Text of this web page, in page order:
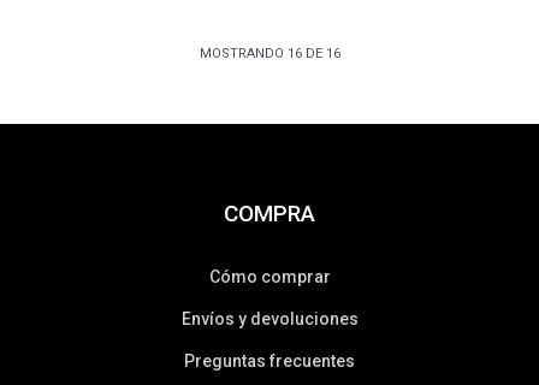
MOSTRANDO 16DE 16
COMPRA
Cómo comprar
Envíos y devoluciones
Preguntas frecuentes